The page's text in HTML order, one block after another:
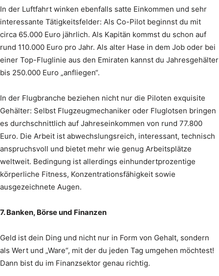
In der Luftfahrt winken ebenfalls satte Einkommen und sehr
interessante Tätigkeitsfelder: Als Co-Pilot beginnst du mit
circa 65.000 Euro jährlich. Als Kapitän kommst du schon auf
rund 110.000 Euro pro Jahr. Als alter Hase in dem Job oder bei
einer Top-Fluglinie aus den Emiraten kannst du Jahresgehälter
bis 250.000 Euro „anfliegen“.
In der Flugbranche beziehen nicht nur die Piloten exquisite
Gehälter: Selbst Flugzeugmechaniker oder Fluglotsen bringen
es durchschnittlich auf Jahreseinkommen von rund 77.800
Euro. Die Arbeit ist abwechslungsreich, interessant, technisch
anspruchsvoll und bietet mehr wie genug Arbeitsplätze
weltweit. Bedingung ist allerdings einhundertprozentige
körperliche Fitness, Konzentrationsfähigkeit sowie
ausgezeichnete Augen.
7. Banken, Börse und Finanzen
Geld ist dein Ding und nicht nur in Form von Gehalt, sondern
als Wert und „Ware“, mit der du jeden Tag umgehen möchtest!
Dann bist du im Finanzsektor genau richtig.